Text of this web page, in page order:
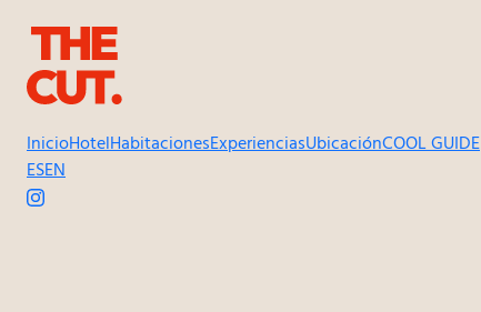
InicioHotelHabitacionesExperienciasUbicaciónCOOL GUIDE
ESEN